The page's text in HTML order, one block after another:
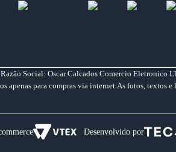
Social: Oscar Calcados Comercio Eletronico
apenas para compras via internet.As fotos, textos
Desenvolvido por